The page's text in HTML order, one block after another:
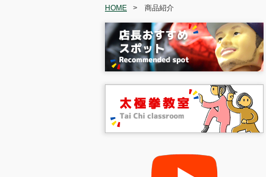
HOME > 商品紹介